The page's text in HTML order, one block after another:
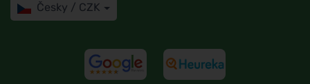
Česky / CZK